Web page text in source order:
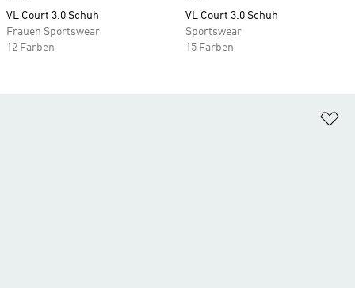
VL Court 3.0 Schuh
Frauen Sportswear
12 Farben
VL Court 3.0 Schuh
Sportswear
15 Farben